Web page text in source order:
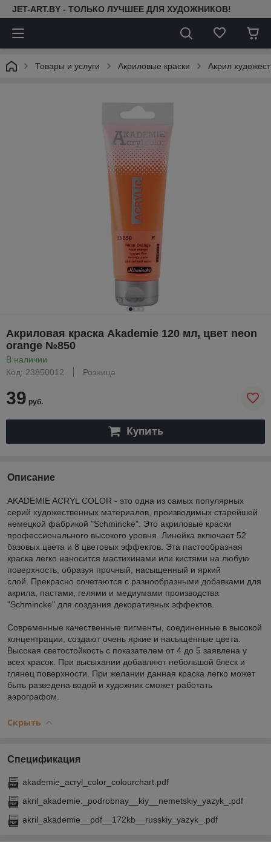
JET-ART.BY - ТОЛЬКО ЛУЧШЕЕ ДЛЯ ХУДОЖНИКОВ!
Товары и услуги Акриловые краски Акрил
Акриловая краска Akademie 120 мл, цвет neon
orange №850
В наличии
Код: 23850012
Розница
39 руб.
Купить
Описание
AKADEMIE ACRYL COLOR - это одна из самых популярных
серий художественных материалов, производимых старейшей
немецкой фабрикой "Schmincke". Это акриловые краски
профессионального высокого уровня. Линейка включает 52
базовых цвета и 8 цветовых эффектов. Эта пастообразная
краска легко наносится мастихинами или кистями на любую
поверхность, образуя прочный, насыщенный и яркий
слой. Прекрасно сочетаются с разнообразными добавками для
акрила, пастами, гелями и медиумами производства
"Schmincke" для создания декоративных эффектов.
Современные качественные пигменты, соединенные в высокой
концентрации, создают очень яркие и насыщенные цвета.
Высокая светостойкость с показателем от 4 до 5 заявлена у
всех красок. При высыхании добавляют небольшой блеск и
глянец поверхности. При желании данная краска легко может
быть разведена водой и художник сможет работать
аэрографом.
Скрыть
Спецификация
akademie_acryl_color_colourchart.pdf
akril_akademie._podrobnay__kiy__nemetskiy_yazyk_.pdf
akril_akademie__pdf__172kb__russkiy_yazyk_.pdf